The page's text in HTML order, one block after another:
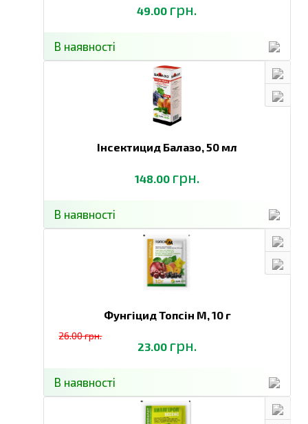
49.00 грн.
В наявності
Інсектицид Балазо,50 мл
148.00 грн.
В наявності
Фунгіцид Топсін М,10 г
23.00 грн.
26.00 грн.
В наявності